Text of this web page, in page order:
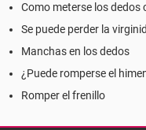
Como meterse los dedos
Se puede perder la
Manchas en los dedos
¿Puede romperse el
Romper el frenillo